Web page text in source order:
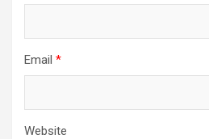
Email *
Website